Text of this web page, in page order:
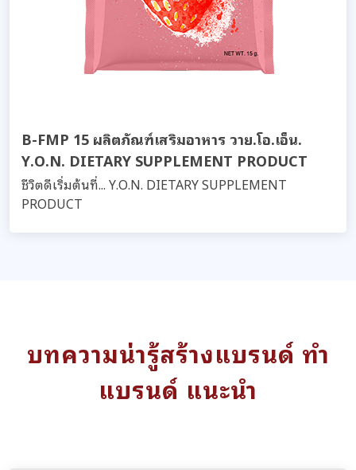
B-FMP 15 ผลิตภัณฑ์เสริมอาหาร วาย.โอ.เอ็น.
Y.O.N. DIETARY SUPPLEMENT PRODUCT
ชีวิตดีเริ่มต้นที่... Y.O.N. DIETARY SUPPLEMENT
PRODUCT
บทความน่ารู้สร้างแบรนด์ ทำ
แบรนด์ แนะนำ